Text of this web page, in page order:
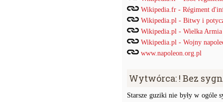
Wikipedia.fr - Régiment
Wikipedia.pl - Bitwy i
Wikipedia.pl - Wielka Armia
Wikipedia.pl - Wojny
www.napoleon.org.pl
Wytwórca: ! Bez
Starsze guziki nie były w ogóle